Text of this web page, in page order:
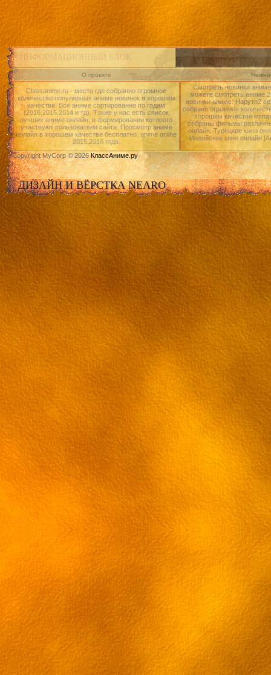
ИНФОРМАЦИОННЫЙ БЛОК
О проекте
Classanime.ru - место где собранно огромное
количество популярных аниме новинок в хорошем
качестве. Все аниме сортированно по годам
(2016,2015,2014 и тд). Также у нас есть список
лучших аниме онлайн, в формировании которого
участвуют пользователи сайта. Просмотр аниме
онлайн в хорошем качестве бесплатно. anime online
2015,2016 года.
Смотреть новинки
можете смотреть аниме
новинки аниме: Наруто2
собрано огромное
хорошем качестве
собраны фильмы
онлайн, Турецкое кино
Индийское кино
Copyright MyCorp © 2026КлассАниме.ру
ДИЗАЙН И ВЁРСТКА NEARO